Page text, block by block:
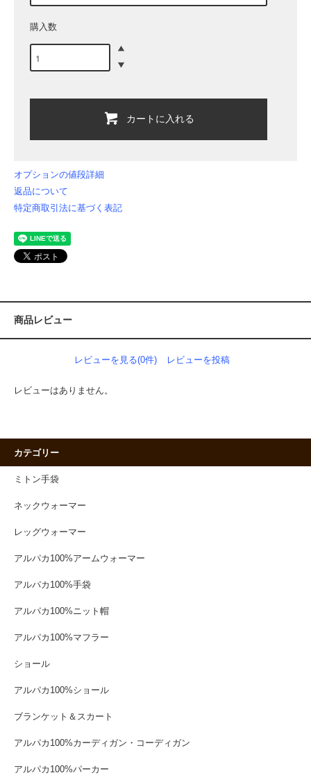
購入数
カートに入れる
オプションの値段詳細
返品について
特定商取引法に基づく表記
商品レビュー
レビューを見る(0件) レビューを投稿
レビューはありません。
カテゴリー
ミトン手袋
ネックウォーマー
レッグウォーマー
アルパカ100%アームウォーマー
アルパカ100%手袋
アルパカ100%ニット帽
アルパカ100%マフラー
ショール
アルパカ100%ショール
ブランケット＆スカート
アルパカ100%カーディガン・コーディガン
アルパカ100%パーカー